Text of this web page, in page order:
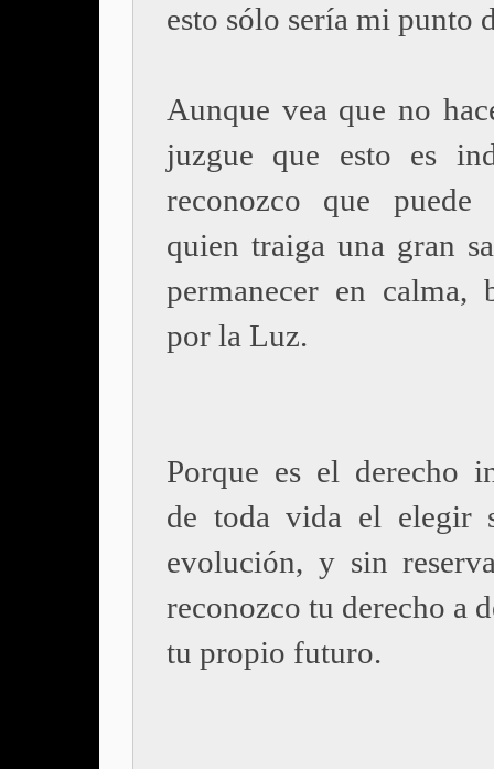
esto sólo sería mi punto
Aunque vea que no
juzgue que esto es
reconozco que puede
quien traiga una gran
permanecer en calma,
por la Luz.
Porque es el derecho
de toda vida el elegir
evolución, y sin
reconozco tu derecho a
tu propio futuro.